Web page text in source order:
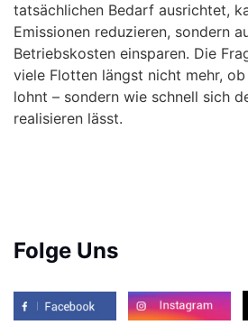
tatsächlichen Bedarf ausrichtet,
Emissionen reduzieren, sondern
Betriebskosten einsparen. Die
viele Flotten längst nicht mehr,
lohnt – sondern wie schnell sich
realisieren lässt.
Folge Uns